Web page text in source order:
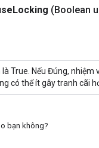
Locking (Boolean
True. Nếu Đúng,
có thể ít gây tranh cãi
bạn không?